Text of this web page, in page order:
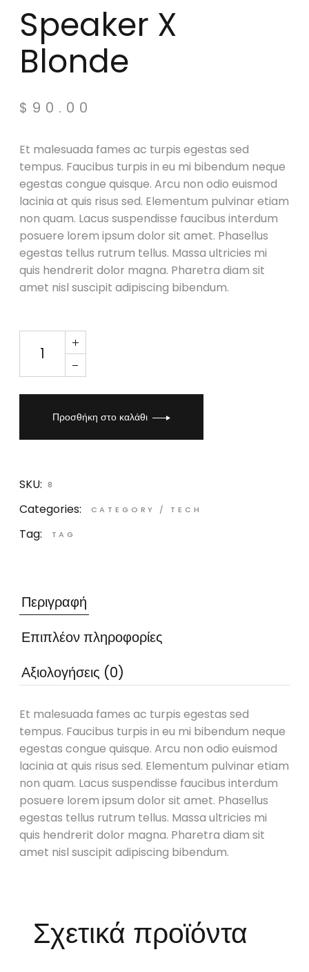
Speaker X
Blonde
$ 90.00
Et malesuada fames ac turpis egestas sed
tempus. Faucibus turpis in eu mi bibendum neque
egestas congue quisque. Arcu non odio euismod
lacinia at quis risus sed. Elementum pulvinar etiam
non quam. Lacus suspendisse faucibus interdum
posuere lorem ipsum dolor sit amet. Phasellus
egestas tellus rutrum tellus. Massa ultricies mi
quis hendrerit dolor magna. Pharetra diam sit
amet nisl suscipit adipiscing bibendum.
Speaker X Blonde quantity
Προσθήκη στο καλάθι
SKU: 8
Categories: CATEGORY / TECH
Tag: TAG
Περιγραφή
Επιπλέον πληροφορίες
Αξιολογήσεις (0)
Et malesuada fames ac turpis egestas sed
tempus. Faucibus turpis in eu mi bibendum neque
egestas congue quisque. Arcu non odio euismod
lacinia at quis risus sed. Elementum pulvinar etiam
non quam. Lacus suspendisse faucibus interdum
posuere lorem ipsum dolor sit amet. Phasellus
egestas tellus rutrum tellus. Massa ultricies mi
quis hendrerit dolor magna. Pharetra diam sit
amet nisl suscipit adipiscing bibendum.
Σχετικά προϊόντα